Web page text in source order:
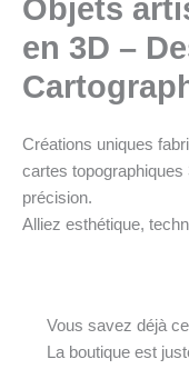
Objets
3D –
Créations uniques
cartes
précision.
Alliez esthétique,
Vous savez déjà ce
La boutique est